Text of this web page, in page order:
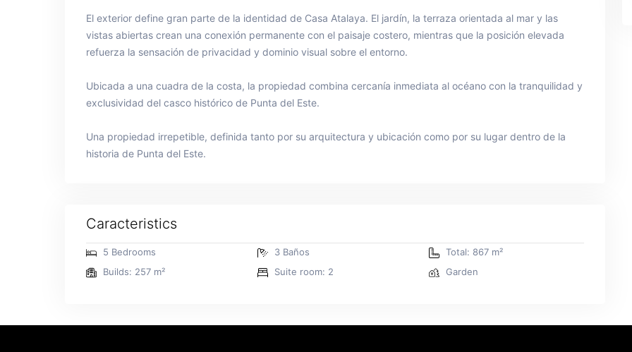
El exterior define gran parte de la identidad de Casa Atalaya. El jardín, la terraza orientada al mar y las
vistas abiertas crean una conexión permanente con el paisaje costero, mientras que la posición elevada
refuerza la sensación de privacidad y dominio visual sobre el entorno.
Ubicada a una cuadra de la costa, la propiedad combina cercanía inmediata al océano con la tranquilidad y
exclusividad del casco histórico de Punta del Este.
Una propiedad irrepetible, definida tanto por su arquitectura y ubicación como por su lugar dentro de la
historia de Punta del Este.
Caracteristics
5 Bedrooms 3 Baños
Total: 867 m²
Builds: 257 m²
Suite room: 2 Garden